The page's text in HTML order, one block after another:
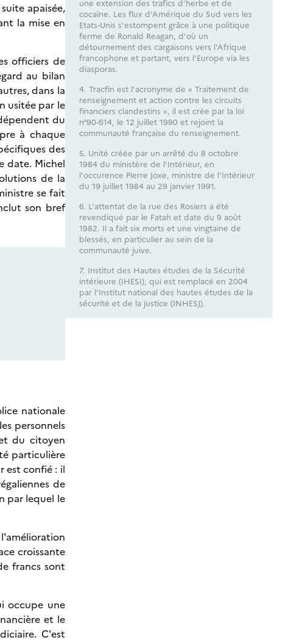
apaisée,
la mise en
officiers de
au bilan
dans la
usitée par le
du
à chaque
des
date. Michel
de la
se fait
son bref
nationale
personnels
du citoyen
particulière
est confié : il
de
par lequel le
croissante
francs sont
occupe une
et le
C'est
une extension des trafics d'herbe et de
cocaïne. Les flux d'Amérique du Sud vers les
Etats-Unis s'estompent grâce à une politique
ferme de Ronald Reagan, d'où un
détournement des cargaisons vers l'Afrique
francophone et partant, vers l'Europe via les
diasporas.
4. Tracfin est l'acronyme de « Traitement de
renseignement et action contre les circuits
financiers clandestins », il est crée par la loi
n°90-614, le 12 juillet 1990 et rejoint la
communauté française du renseignement.
5. Unité créée par un arrêté du 8 octobre
1984 du ministère de l'Intérieur, en
l'occurence Pierre Joxe, ministre de l'Intérieur
du 19 juillet 1984 au 29 janvier 1991.
6. L'attentat de la rue des Rosiers a été
revendiqué par le Fatah et date du 9 août
1982. Il a fait six morts et une vingtaine de
blessés, en particulier au sein de la
communauté juive.
7. Institut des Hautes études de la Sécurité
intérieure (IHESI), qui est remplacé en 2004
par l'Institut national des hautes études de la
sécurité et de la justice (INHESJ).